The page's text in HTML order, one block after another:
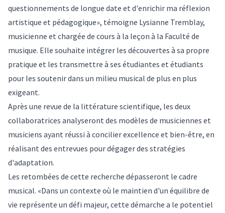
questionnements de longue date et d'enrichir ma réflexion
artistique et pédagogique», témoigne Lysianne Tremblay,
musicienne et chargée de cours à la leçon à la Faculté de
musique. Elle souhaite intégrer les découvertes à sa propre
pratique et les transmettre à ses étudiantes et étudiants
pour les soutenir dans un milieu musical de plus en plus
exigeant.
Après une revue de la littérature scientifique, les deux
collaboratrices analyseront des modèles de musiciennes et
musiciens ayant réussi à concilier excellence et bien-être, en
réalisant des entrevues pour dégager des stratégies
d'adaptation.
Les retombées de cette recherche dépasseront le cadre
musical. «Dans un contexte où le maintien d'un équilibre de
vie représente un défi majeur, cette démarche a le potentiel